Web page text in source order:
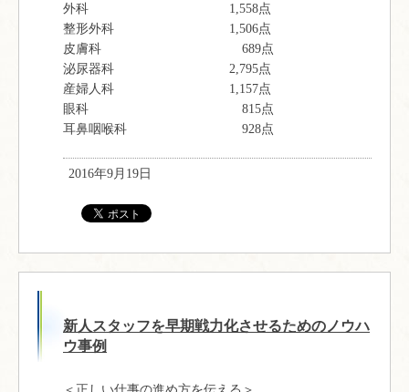
外科 1,558点
整形外科 1,506点
皮膚科 689点
泌尿器科 2,795点
産婦人科 1,157点
眼科 815点
耳鼻咽喉科 928点
2016年9月19日
新人スタッフを早期戦力化させるためのノウハ
ウ事例